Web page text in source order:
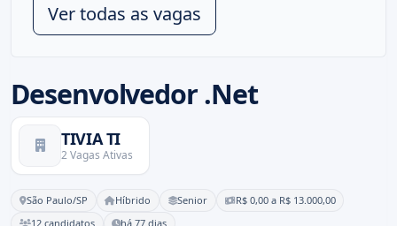
Desenvolvedor .Net
TIVIA TI
2 Vagas Ativas
São Paulo/SP Híbrido Senior
R$ 0,00 a R$ 13.000,00
12 candidatos
há 77 dias
Ver todas as vagas